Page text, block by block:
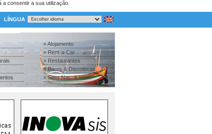
a consentir a sua utilização.
LÍNGUA
» Alojamento
» Rent-a-Car
» Restaurantes
» Bares & Discotecas
» Sites Nac. & Inter.